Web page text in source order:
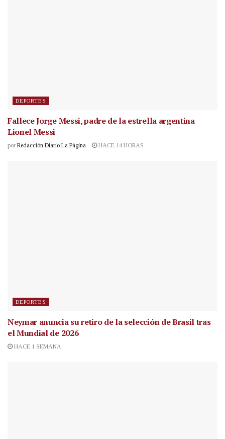
DEPORTES
Fallece Jorge Messi, padre de la estrella argentina
Lionel Messi
por Redacción Diario La Página HACE 14 HORAS
DEPORTES
Neymar anuncia su retiro de la selección de Brasil tras
el Mundial de 2026
HACE 1 SEMANA